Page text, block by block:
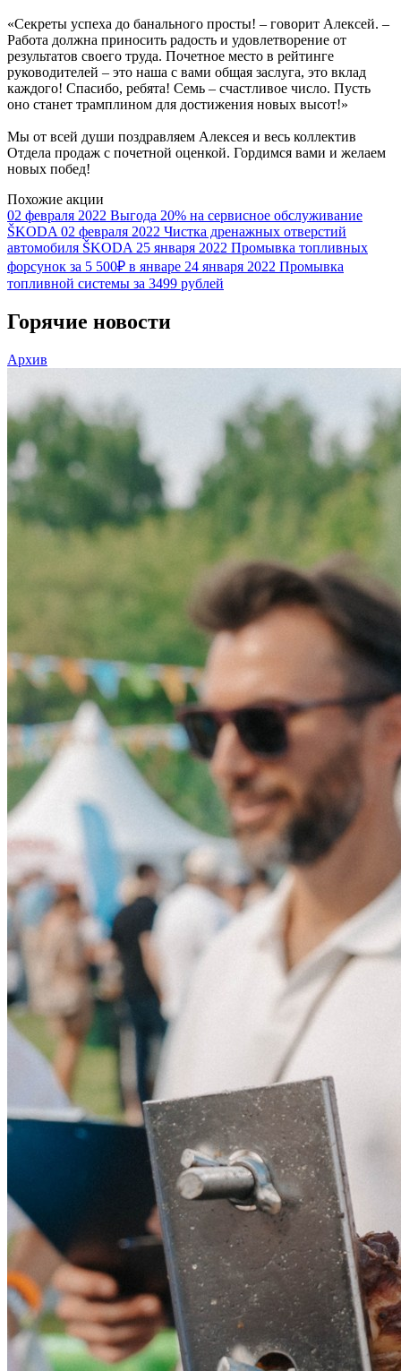
«Секреты успеха до банального просты! – говорит Алексей. –
Работа должна приносить радость и удовлетворение от
результатов своего труда. Почетное место в рейтинге
руководителей – это наша с вами общая заслуга, это вклад
каждого! Спасибо, ребята! Семь – счастливое число. Пусть
оно станет трамплином для достижения новых высот!»
Мы от всей души поздравляем Алексея и весь коллектив
Отдела продаж с почетной оценкой. Гордимся вами и желаем
новых побед!
Похожие акции
02 февраля 2022 Выгода 20% на сервисное обслуживание
ŠKODA 02 февраля 2022 Чистка дренажных отверстий
автомобиля ŠKODA 25 января 2022 Промывка топливных
форсунок за 5 500₽ в январе 24 января 2022 Промывка
топливной системы за 3499 рублей
Горячие новости
Архив